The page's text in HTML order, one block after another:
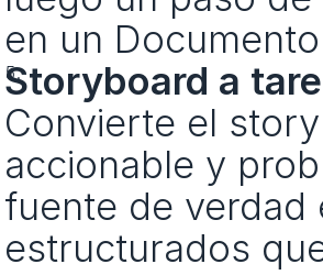
en un
Storyboard a
Convierte el
accionable y
fuente de verdad
estructurados